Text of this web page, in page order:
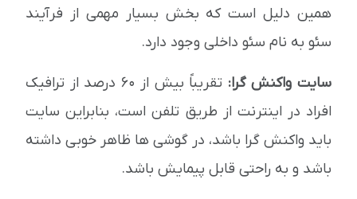
همین دلیل است که بخش بسیار مهمی از فرآیند
سئو به نام سئو داخلی وجود دارد.
سایت واکنش گرا:
تقریباً بیش از 60 درصد از ترافیک
افراد در اینترنت از طریق تلفن است، بنابراین سایت
باید واکنش گرا باشد، در گوشی ها ظاهر خوبی داشته
باشد و به راحتی قابل پیمایش باشد.